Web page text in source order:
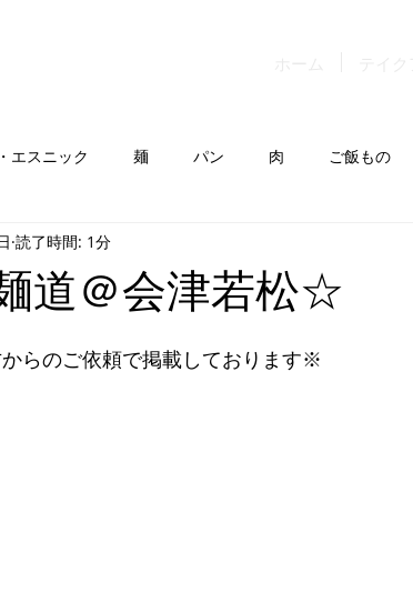
エスニック 麺 パン 肉 ご飯もの
道＠会津若松☆
読了時間: 1分
らのご依頼で掲載しております※